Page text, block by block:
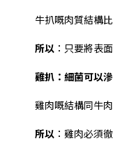
牛扒嘅肉質結構
所以 ：只要將表
雞扒：細菌可以
雞肉嘅結構同牛
所以 ：雞肉必須